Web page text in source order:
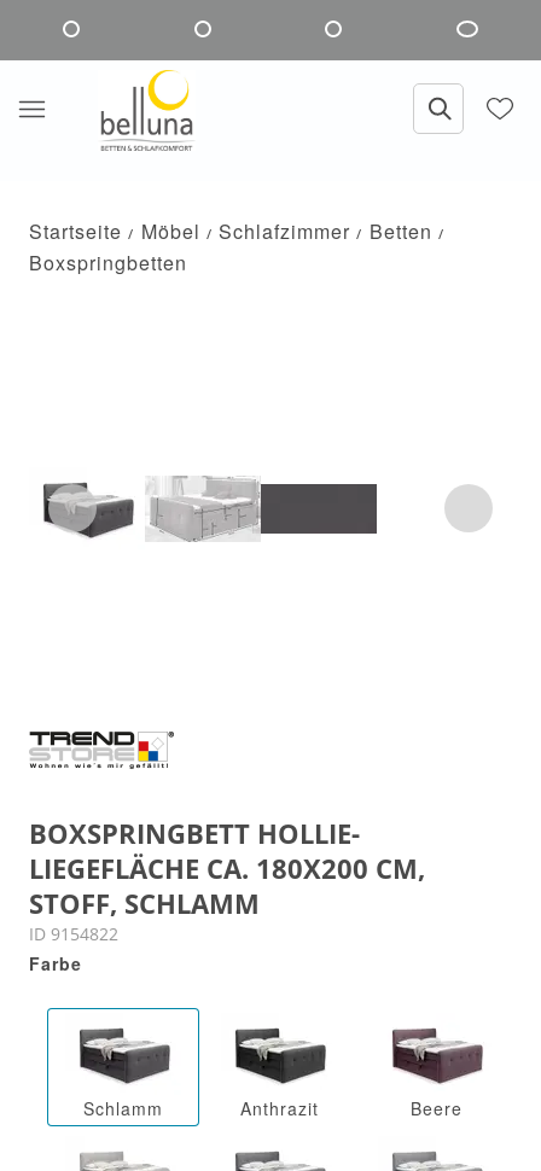
Startseite Möbel Schlafzimmer
Betten
Boxspringbetten
BOXSPRINGBETT HOLLIE-
LIEGEFLÄCHE CA. 180X200 CM,
STOFF, SCHLAMM
ID 9154822
Farbe
Schlamm Anthrazit Beere